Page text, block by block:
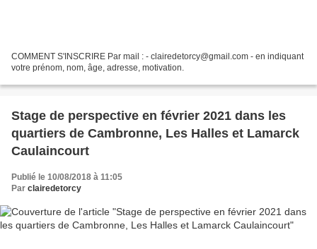
COMMENT S'INSCRIRE Par mail : - clairedetorcy@gmail.com - en indiquant
votre prénom, nom, âge, adresse, motivation.
Stage de perspective en février 2021 dans les
quartiers de Cambronne, Les Halles et Lamarck
Caulaincourt
Publié le 10/08/2018 à 11:05
Par clairedetorcy